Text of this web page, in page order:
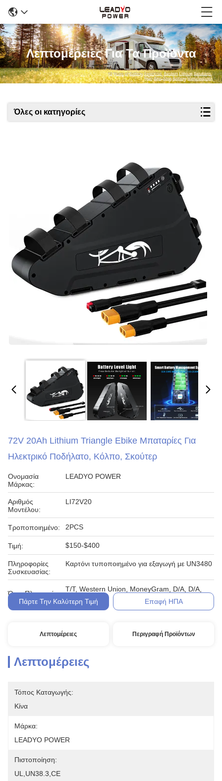
Λεπτομέρειες Για Τα Προϊόντα
Όλες οι κατηγορίες
72V 20Ah Lithium Triangle Ebike Μπαταρίες Για
Ηλεκτρικό Ποδήλατο, Κόλπο, Σκούτερ
Ονομασία
Μάρκας:
LEADYO POWER
Αριθμός
Μοντέλου:
LI72V20
Τροποποιημένο: 2PCS
Τιμή: $150-$400
Πληροφορίες
Συσκευασίας:
Καρτόνι τυποποιημένο για εξαγωγή με UN3480
Όροι Πληρωμής:
T/T, Western Union, MoneyGram, D/A, D/A,
Πάρτε Την Καλύτερη Τιμή Επαφή ΗΠΑ
Λεπτομέρειες Περιγραφή Προϊόντων
Λεπτομέρειες
Τόπος Καταγωγής:
Κίνα
Μάρκα:
LEADYO POWER
Πιστοποίηση:
UL,UN38.3,CE